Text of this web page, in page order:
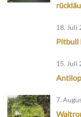
18. Juli
Pitbull
15. Juli
7.